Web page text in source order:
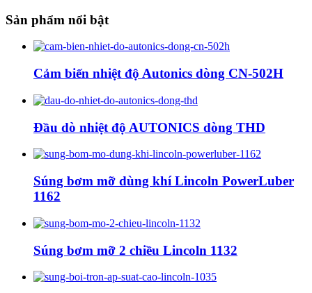
Sản phẩm nổi bật
Cảm biến nhiệt độ Autonics dòng CN-502H
Đầu dò nhiệt độ AUTONICS dòng THD
Súng bơm mỡ dùng khí Lincoln PowerLuber
1162
Súng bơm mỡ 2 chiều Lincoln 1132